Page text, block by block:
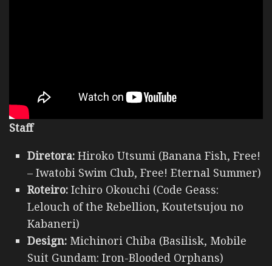
Staff
Diretora: Hiroko Utsumi (Banana Fish, Free!
– Iwatobi Swim Club, Free! Eternal Summer)
Roteiro: Ichiro Okouchi (Code Geass:
Lelouch of the Rebellion, Koutetsujou no
Kabaneri)
Design: Michinori Chiba (Basilisk, Mobile
Suit Gundam: Iron-Blooded Orphans)